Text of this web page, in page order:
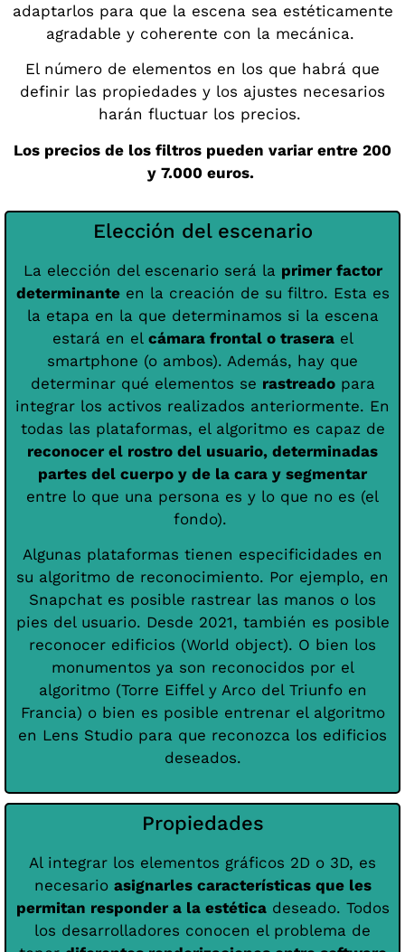
adaptarlos para que la escena sea estéticamente
agradable y coherente con la mecánica.
El número de elementos en los que habrá que
definir las propiedades y los ajustes necesarios
harán fluctuar los precios.
Los precios de los filtros pueden variar entre 200
y 7.000 euros.
Elección del escenario
La elección del escenario será la primer factor
determinanteen la creación de su filtro. Esta es
la etapa en la que determinamos si la escena
estará en el cámara frontal o traserael
smartphone (o ambos). Además, hay que
determinar qué elementos se rastreadopara
integrar los activos realizados anteriormente. En
todas las plataformas, el algoritmo es capaz de
reconocer el rostro del usuario, determinadas
partes del cuerpo y de la cara y segmentar
entre lo que una persona es y lo que no es (el
fondo).
Algunas plataformas tienen especificidades en
su algoritmo de reconocimiento. Por ejemplo, en
Snapchat es posible rastrear las manos o los
pies del usuario. Desde 2021, también es posible
reconocer edificios (World object). O bien los
monumentos ya son reconocidos por el
algoritmo (Torre Eiffel y Arco del Triunfo en
Francia) o bien es posible entrenar el algoritmo
en Lens Studio para que reconozca los edificios
deseados.
Propiedades
Al integrar los elementos gráficos 2D o 3D, es
necesario asignarles características que les
permitan responder a la estéticadeseado. Todos
los desarrolladores conocen el problema de